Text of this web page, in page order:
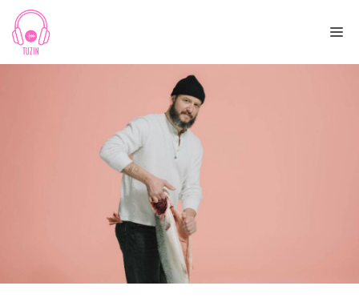
Skip
content